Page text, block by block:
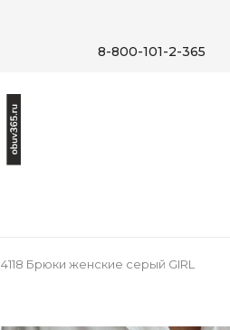
8-800-101-2-365
4118 Брюки женские серый GIRL